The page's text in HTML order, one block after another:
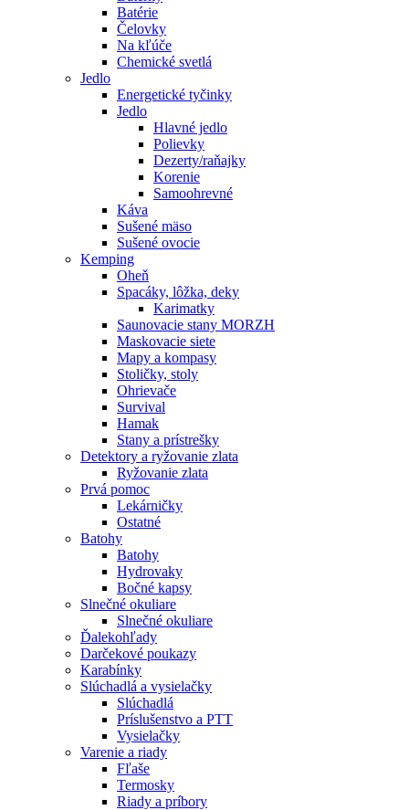
Batérie
Čelovky
Na kľúče
Chemické svetlá
Jedlo
Energetické tyčinky
Jedlo
Hlavné jedlo
Polievky
Dezerty/raňajky
Korenie
Samoohrevné
Káva
Sušené mäso
Sušené ovocie
Kemping
Oheň
Spacáky, lôžka, deky
Karimatky
Saunovacie stany MORZH
Maskovacie siete
Mapy a kompasy
Stoličky, stoly
Ohrievače
Survival
Hamak
Stany a prístrešky
Detektory a ryžovanie zlata
Ryžovanie zlata
Prvá pomoc
Lekárničky
Ostatné
Batohy
Batohy
Hydrovaky
Bočné kapsy
Slnečné okuliare
Slnečné okuliare
Ďalekohľady
Darčekové poukazy
Karabínky
Slúchadlá a vysielačky
Slúchadlá
Príslušenstvo a PTT
Vysielačky
Varenie a riady
Fľaše
Termosky
Riady a príbory